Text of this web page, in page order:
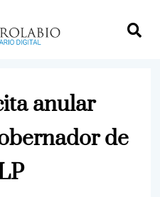
anular
de